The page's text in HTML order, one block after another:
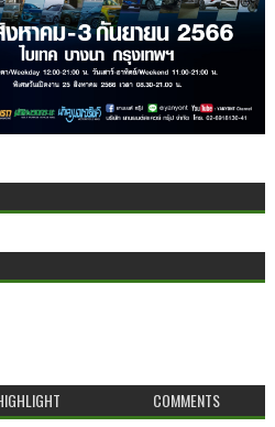
COMMENTS